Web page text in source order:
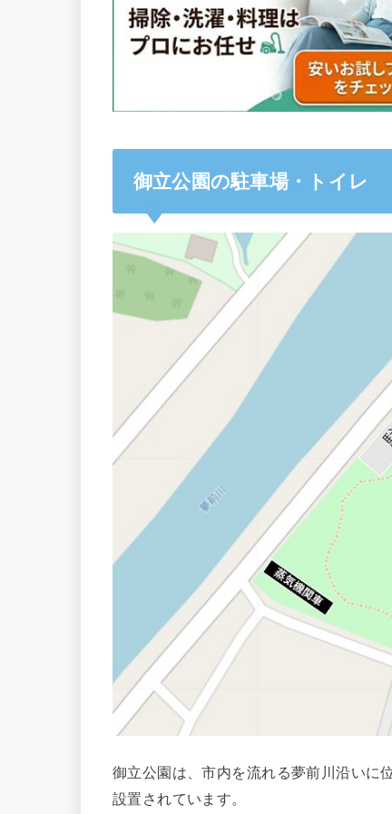
御立公園の駐車場・トイレ
御立公園は、市内を流れる夢前川沿いに
設置されています。